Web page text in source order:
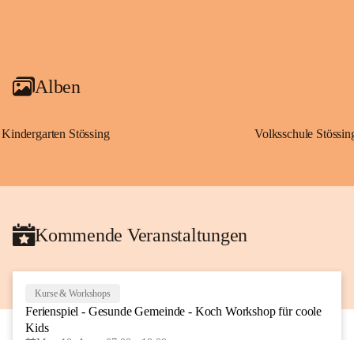
Alben
Kindergarten Stössing Volksschule
Kommende Veranstaltungen
AUG
Kurse & Workshops
Ferienspiel - Gesunde Gemeinde - Koch Workshop für coole
Kids